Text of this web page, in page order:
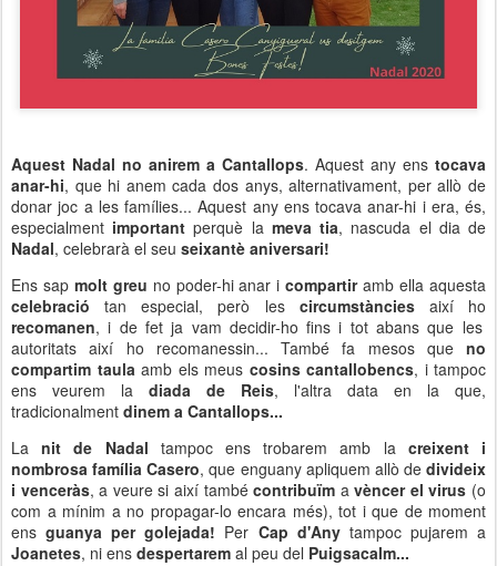
Aquest Nadal no anirem a Cantallops. Aquest any ens tocava
anar-hi, que hi anem cada dos anys, alternativament, per allò de
donar joc a les famílies... Aquest any ens tocava anar-hi i era, és,
especialment important perquè la meva tia, nascuda el dia de
Nadal, celebrarà el seu seixantè aniversari!
Ens sapmolt greu no poder-hi anar i compartiramb ella aquesta
celebració tan especial, però les circumstànciesaixí ho
recomanen, i de fet ja vam decidir-ho fins i tot abans que les
autoritats així ho recomanessin... També fa mesos que no
compartim taulaamb els meus cosins cantallobencs, i tampoc
ens veurem la diada de Reis, l'altra data en la que,
tradicionalment dinem a Cantallops...
Lanit de Nadal tampoc ens trobarem amb lacreixent i
nombrosa família Casero, que enguany apliquem allò de divideix
i venceràs, a veure si així tambécontribuïm avèncer el virus (o
com a mínim a no propagar-lo encara més), tot i que de moment
ensguanya per golejada! Per Cap d'Anytampoc pujarem a
Joanetes, ni ens despertarem al peu del Puigsacalm...